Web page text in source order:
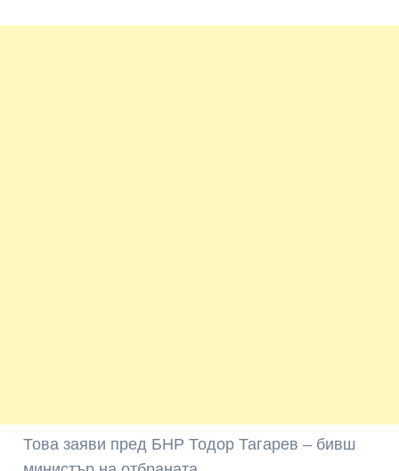
Това заяви пред БНР Тодор Тагарев – бивш